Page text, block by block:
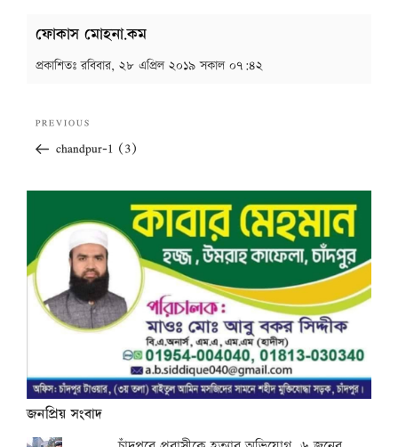
ফোকাস মোহনা.কম
প্রকাশিতঃরবিবার, ২৮ এপ্রিল ২০১৯ সকাল ০৭:৪২
navigation
Previous
Post
PREVIOUS
chandpur-1 (3)
জনপ্রিয় সংবাদ